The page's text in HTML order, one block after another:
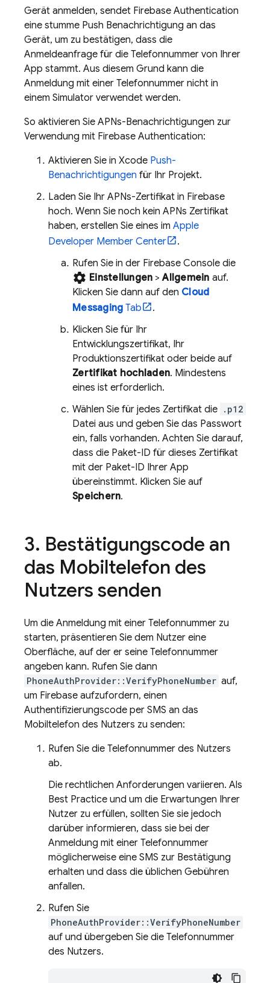
Gerät anmelden, sendet Firebase Authentication
eine stumme Push Benachrichtigung an das
Gerät, um zu bestätigen, dass die
Anmeldeanfrage für die Telefonnummer von Ihrer
App stammt. Aus diesem Grund kann die
Anmeldung mit einer Telefonnummer nicht in
einem Simulator verwendet werden.
So aktivieren Sie APNs-Benachrichtigungen zur
Verwendung mit Firebase Authentication:
Aktivieren Sie in Xcode Push-
Benachrichtigungen für Ihr Projekt.
Laden Sie Ihr APNs-Zertifikat in Firebase
hoch. Wenn Sie noch kein APNs Zertifikat
haben, erstellen Sie eines im Apple
Developer Member Center
.
Rufen Sie in der Firebase Console die
settings Einstellungen >Allgemein auf.
Klicken Sie dann auf den Cloud
Messaging Tab
.
Klicken Sie für Ihr
Entwicklungszertifikat, Ihr
Produktionszertifikat oder beide auf
Zertifikat hochladen. Mindestens
eines ist erforderlich.
Wählen Sie für jedes Zertifikat die .p12
Datei aus und geben Sie das Passwort
ein, falls vorhanden. Achten Sie darauf,
dass die Paket-ID für dieses Zertifikat
mit der Paket-ID Ihrer App
übereinstimmt. Klicken Sie auf
Speichern.
Bestätigungscode an
das Mobiltelefon des
Nutzers senden
Um die Anmeldung mit einer Telefonnummer zu
starten, präsentieren Sie dem Nutzer eine
Oberfläche, auf der er seine Telefonnummer
angeben kann. Rufen Sie dann
PhoneAuthProvider::VerifyPhoneNumber auf,
um Firebase aufzufordern, einen
Authentifizierungscode per SMS an das
Mobiltelefon des Nutzers zu senden:
Rufen Sie die Telefonnummer des Nutzers
ab.
Die rechtlichen Anforderungen variieren. Als
Best Practice und um die Erwartungen Ihrer
Nutzer zu erfüllen, sollten Sie sie jedoch
darüber informieren, dass sie bei der
Anmeldung mit einer Telefonnummer
möglicherweise eine SMS zur Bestätigung
erhalten und dass die üblichen Gebühren
anfallen.
Rufen Sie
PhoneAuthProvider::VerifyPhoneNumber
auf und übergeben Sie die Telefonnummer
des Nutzers.